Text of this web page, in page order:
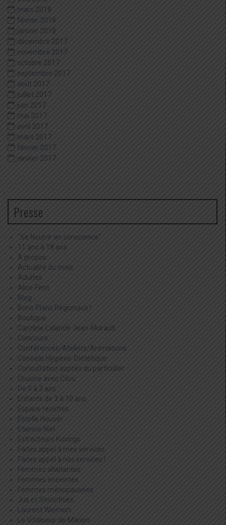
mars 2018
février 2018
janvier 2018
décembre 2017
novembre 2017
octobre 2017
septembre 2017
août 2017
juillet 2017
juin 2017
mai 2017
avril 2017
mars 2017
février 2017
janvier 2017
Presse
"Se Nourrir en conscience"
11 ans à 18 ans
A propos
Actualité du mois
Adultes
Alice Ferri
Blog
Bons Plans Régionaux !
Boutique
Caroline Lalande Jean-Marault
Concours
Conférences/Ateliers/Animations
Conseils Hygièno-Diététique
Consultation auprès du particulier
Crusine avec Cilou
De 0 à 3 ans
Enfants de 3 à 10 ans
Espace recettes
Estelle Houver
Etienne Niel
Extracteurs Kuvings
Faites appel à mes services
Faites appel à nos services !
Femmes allaitantes
Femmes enceintes
Femmes ménopausées
Jus et Smoothies
Laurent Wiemert
Le Vitaliseur de Marion